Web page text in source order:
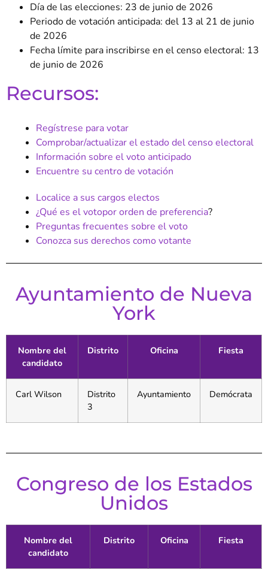
Día de las elecciones: 23 de junio de 2026
Periodo de votación anticipada: del 13 al 21 de junio
de 2026
Fecha límite para inscribirse en el censo electoral: 13
de junio de 2026
Recursos:
Regístrese para votar
Comprobar/actualizar el estado del censo electoral
Información sobre el voto anticipado
Encuentre su centro de votación
Localice a sus cargos electos
¿Qué es elvotopor orden de preferencia?
Preguntas frecuentes sobre el voto
Conozca sus derechos como votante
Ayuntamiento de Nueva
York
Nombre del
candidato
Distrito Oficina Fiesta
Carl Wilson
Distrito
3
Ayuntamiento Demócrata
Congreso de los Estados
Unidos
Nombre del
candidato
Distrito Oficina Fiesta